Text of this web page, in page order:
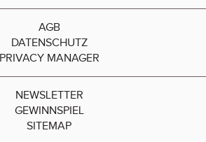
AGB
DATENSCHUTZ
PRIVACY MANAGER
NEWSLETTER
GEWINNSPIEL
SITEMAP